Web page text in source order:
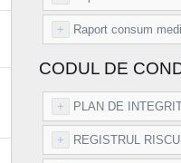
+ Raport consum
CODUL DE
+ PLAN DE
+ REGISTRUL